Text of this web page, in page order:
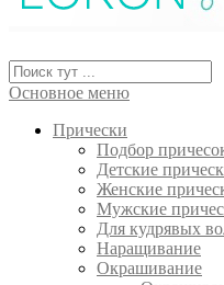
Основное меню
Прически
Подбор
Детские
Женские
Мужские
Для кудрявых
Наращивание
Окрашивание